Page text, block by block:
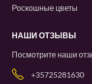
Роскошные цветы
НАШИ ОТЗЫВЫ
Посмотрите наши
+35725281630